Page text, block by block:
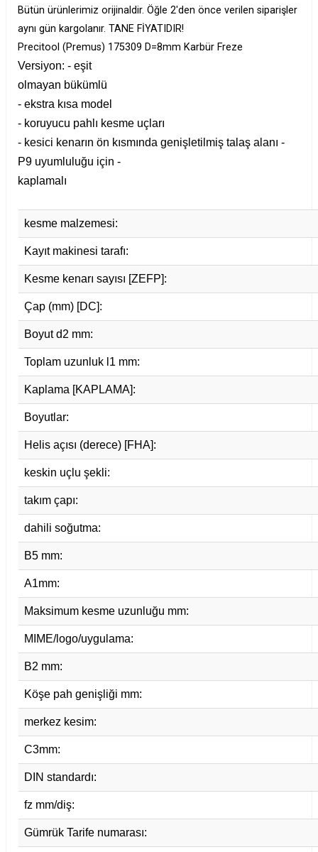
Bütün ürünlerimiz orijinaldir. Öğle 2'den önce verilen siparişler
aynı gün kargolanır. TANE FİYATIDIR!
Precitool (Premus) 175309 D=8mm Karbür Freze
Versiyon: - eşit
olmayan bükümlü
- ekstra kısa model
- koruyucu pahlı kesme uçları
- kesici kenarın ön kısmında genişletilmiş talaş alanı -
P9 uyumluluğu için -
kaplamalı
kesme malzemesi:
Kayıt makinesi tarafı:
Kesme kenarı sayısı [ZEFP]:
Çap (mm) [DC]:
Boyut d2 mm:
Toplam uzunluk l1 mm:
Kaplama [KAPLAMA]:
Boyutlar:
Helis açısı (derece) [FHA]:
keskin uçlu şekli:
takım çapı:
dahili soğutma:
B5 mm:
A1mm:
Maksimum kesme uzunluğu mm:
MIME/logo/uygulama:
B2 mm:
Köşe pah genişliği mm:
merkez kesim:
C3mm:
DIN standardı:
fz mm/diş:
Gümrük Tarife numarası: